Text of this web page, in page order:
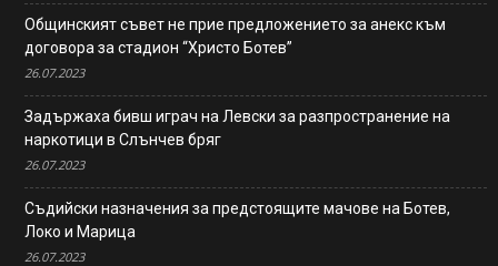
Общинският съвет не прие предложението за анекс към
договора за стадион “Христо Ботев”
26.07.2023
Задържаха бивш играч на Левски за разпространение на
наркотици в Слънчев бряг
26.07.2023
Съдийски назначения за предстоящите мачове на Ботев,
Локо и Марица
26.07.2023